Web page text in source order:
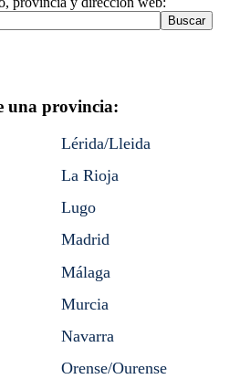
una provincia:
Lérida/Lleida
La Rioja
Lugo
Madrid
Málaga
Murcia
Navarra
Orense/Ourense